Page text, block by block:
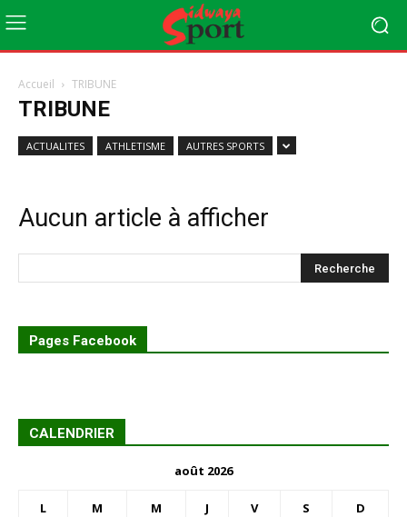
Accueil TRIBUNE
TRIBUNE
ACTUALITES ATHLETISME AUTRES SPORTS
Aucun article à afficher
Pages Facebook
CALENDRIER
août 2026
L M M J V S D